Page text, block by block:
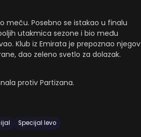
meču. Posebno se istakao u finalu
utakmica sezone i bio među
Klub iz Emirata je prepoznao njegov
dao zeleno svetlo za dolazak.
protiv Partizana.
Specijal levo